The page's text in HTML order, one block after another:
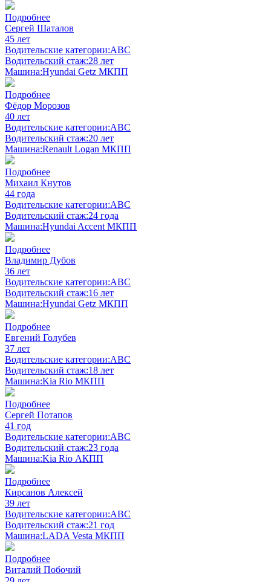
Подробнее
Сергей Шаталов
45 лет
Водительские категории:ABC
Водительский стаж:28 лет
Машина:Hyundai Getz МКПП
Подробнее
Фёдор Морозов
40 лет
Водительские категории:ABC
Водительский стаж:20 лет
Машина:Renault Logan МКПП
Подробнее
Михаил Кнутов
44 года
Водительские категории:ABC
Водительский стаж:24 года
Машина:Hyundai Accent МКПП
Подробнее
Владимир Дубов
36 лет
Водительские категории:ABC
Водительский стаж:16 лет
Машина:Hyundai Getz МКПП
Подробнее
Евгений Голубев
37 лет
Водительские категории:ABC
Водительский стаж:18 лет
Машина:Kia Rio МКПП
Подробнее
Сергей Потапов
41 год
Водительские категории:ABC
Водительский стаж:23 года
Машина:Kia Rio АКПП
Подробнее
Кирсанов Алексей
39 лет
Водительские категории:ABC
Водительский стаж:21 год
Машина:LADA Vesta МКПП
Подробнее
Виталий Побочий